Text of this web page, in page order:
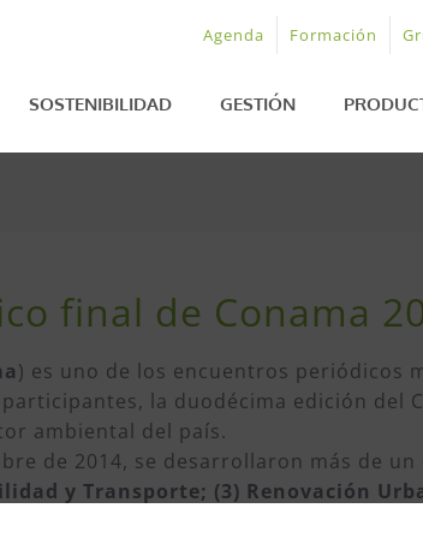
Agenda Formación
SOSTENIBILIDAD GESTIÓN
final de Conama
) es uno de los encuentros periódicos
participantes, la duodécima edición del
ambiental del país.
de 2014, se desarrollaron más de
y Transporte; (3) Renovación
(8) Agua; y (9) Economía y